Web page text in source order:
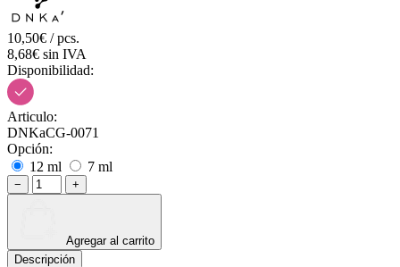
10,50€ / pcs.
8,68€ sin IVA
Disponibilidad:
Articulo:
DNKaCG-0071
Opción:
12 ml
7 ml
− +
Agregar al carrito
Descripción